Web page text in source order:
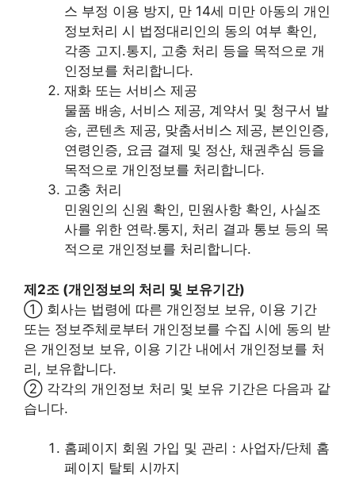
스 부정 이용 방지, 만 14세 미만 아동의 개인
정보처리 시 법정대리인의 동의 여부 확인,
각종 고지․통지, 고충 처리 등을 목적으로 개
인정보를 처리합니다.
재화 또는 서비스 제공
물품 배송, 서비스 제공, 계약서 및 청구서 발
송, 콘텐츠 제공, 맞춤서비스 제공, 본인인증,
연령인증, 요금 결제 및 정산, 채권추심 등을
목적으로 개인정보를 처리합니다.
고충 처리
민원인의 신원 확인, 민원사항 확인, 사실조
사를 위한 연락․통지, 처리 결과 통보 등의 목
적으로 개인정보를 처리합니다.
제2조 (개인정보의 처리 및 보유기간)
① 회사는 법령에 따른 개인정보 보유, 이용 기간
또는 정보주체로부터 개인정보를 수집 시에 동의 받
은 개인정보 보유, 이용 기간 내에서 개인정보를 처
리, 보유합니다.
② 각각의 개인정보 처리 및 보유 기간은 다음과 같
습니다.
홈페이지 회원 가입 및 관리 : 사업자/단체 홈
페이지 탈퇴 시까지